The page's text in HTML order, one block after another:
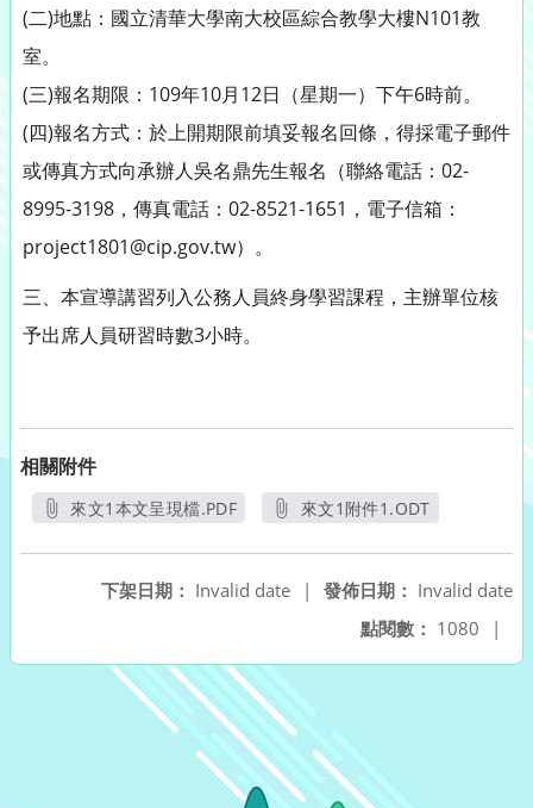
(二)地點：國立清華大學南大校區綜合教學大樓N101教
室。
(三)報名期限：109年10月12日（星期一）下午6時前。
(四)報名方式：於上開期限前填妥報名回條，得採電子郵件
或傳真方式向承辦人吳名鼎先生報名（聯絡電話：02-
8995-3198，傳真電話：02-8521-1651，電子信箱：
project1801@cip.gov.tw）。
三、本宣導講習列入公務人員終身學習課程，主辦單位核
予出席人員研習時數3小時。
相關附件
來文1本文呈現檔.PDF
來文1附件1.ODT
發佈日期： Invalid date
下架日期： Invalid date
|
點閱數： 1080 |